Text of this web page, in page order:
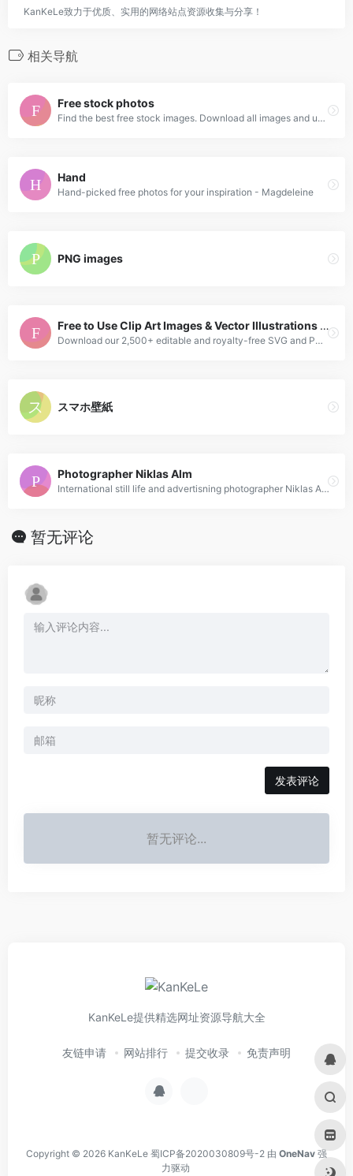
KanKeLe致力于优质、实用的网络站点资源收集与分享！
相关导航
Free stock photos
Find the best free stock images. Download all images and use them in your projects.
Hand
Hand-picked free photos for your inspiration - Magdeleine
PNG images
Free to Use Clip Art Images & Vector Illustrations | ManyPixels
Download our 2,500+ editable and royalty-free SVG and PNG illustrations to power up your designs.
スマホ壁紙
Photographer Niklas Alm
International still life and advertisning photographer Niklas Alm working with clients such as Adidas, Amnesty International, Bosch, Electrolux, Toyota and SAS.
暂无评论
发表评论
暂无评论...
KanKeLe提供精选网址资源导航大全
友链申请 网站排行 提交收录 免责声明
Copyright © 2026 KanKeLe 蜀ICP备2020030809号-2 由 OneNav 强
力驱动